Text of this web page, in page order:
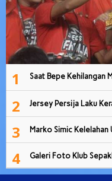
1 Saat Bepe Kehilangan
2 Jersey Persija Laku
3 Marko Simic Kelelahan
4 Galeri Foto Klub